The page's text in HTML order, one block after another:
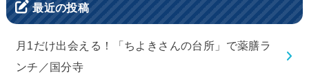
最近の投稿
月1だけ出会える！「ちよきさんの台所」で薬膳ラ
ンチ／国分寺